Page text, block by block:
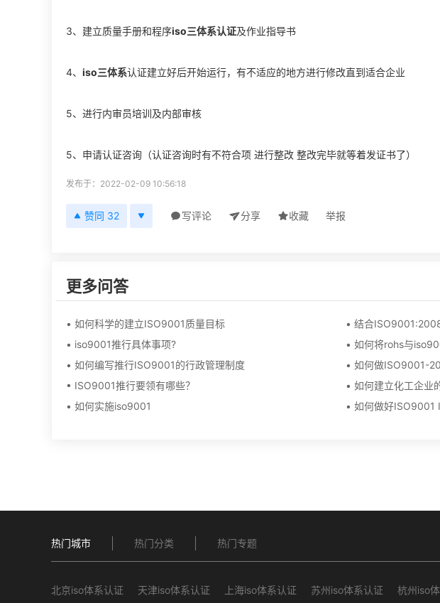
3、建立质量手册和程序iso三体系认证及作业指导书
4、 iso三体系认证建立好后开始运行，有不适应的地方进行修改直到适合企业
5、进行内审员培训及内部审核
5、申请认证咨询（认证咨询时有不符合项 进行整改 整改完毕就等着发证书了）
发布于：2022-02-09 10:56:18
赞同 32 写评论 分享 收藏 举报
更多问答
• 如何科学的建立ISO9001质量目标
• iso9001推行具体事项?
• 如何编写推行ISO9001的行政管理制度
• ISO9001推行要领有哪些？
• 如何实施iso9001
• 结合
• 如何将rohs与
• 如何做ISO9001-
• 如何建立化工企业
热门城市 热门分类 热门专题
北京iso体系认证 天津iso体系认证 上海iso体系认证 苏州iso体系认证 杭州iso